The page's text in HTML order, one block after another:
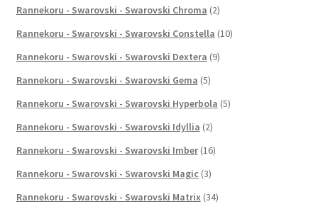
Rannekoru - Swarovski - Swarovski Chroma (2)
Rannekoru - Swarovski - Swarovski Constella (10)
Rannekoru - Swarovski - Swarovski Dextera (9)
Rannekoru - Swarovski - Swarovski Gema (5)
Rannekoru - Swarovski - Swarovski Hyperbola (5)
Rannekoru - Swarovski - Swarovski Idyllia (2)
Rannekoru - Swarovski - Swarovski Imber (16)
Rannekoru - Swarovski - Swarovski Magic (3)
Rannekoru - Swarovski - Swarovski Matrix (34)